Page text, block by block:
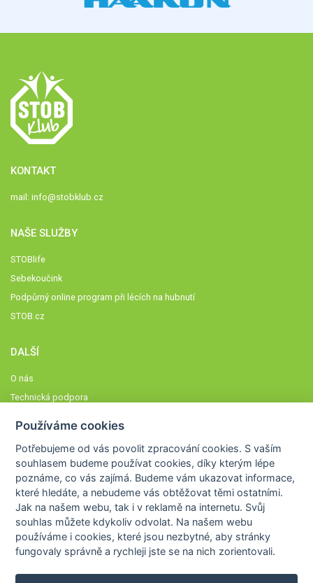
KONTAKT
mail: info@stobklub.cz
NAŠE SLUŽBY
STOBlife
Sebekoučink
Podpůrný online program při lécích na hubnutí
STOB.cz
DALŠÍ
O nás
Technická podpora
Členové STOBklubu
Zásady nakládání s osobními údaji
Otestujte se
Spočítejte si
Výzva 52
Používáme cookies
Potřebujeme od vás povolit zpracování cookies. S vaším
souhlasem budeme používat cookies, díky kterým lépe
poznáme,co vás zajímá. Budeme vám ukazovat informace,
které hledáte, a nebudeme vás obtěžovat těmi ostatními.
Jak na našem webu, tak i v reklamě na internetu. Svůj
souhlas můžete kdykoliv odvolat. Na našem webu
používáme i cookies, které jsou nezbytné, aby stránky
fungovaly správně a rychleji jste se na nich zorientovali.